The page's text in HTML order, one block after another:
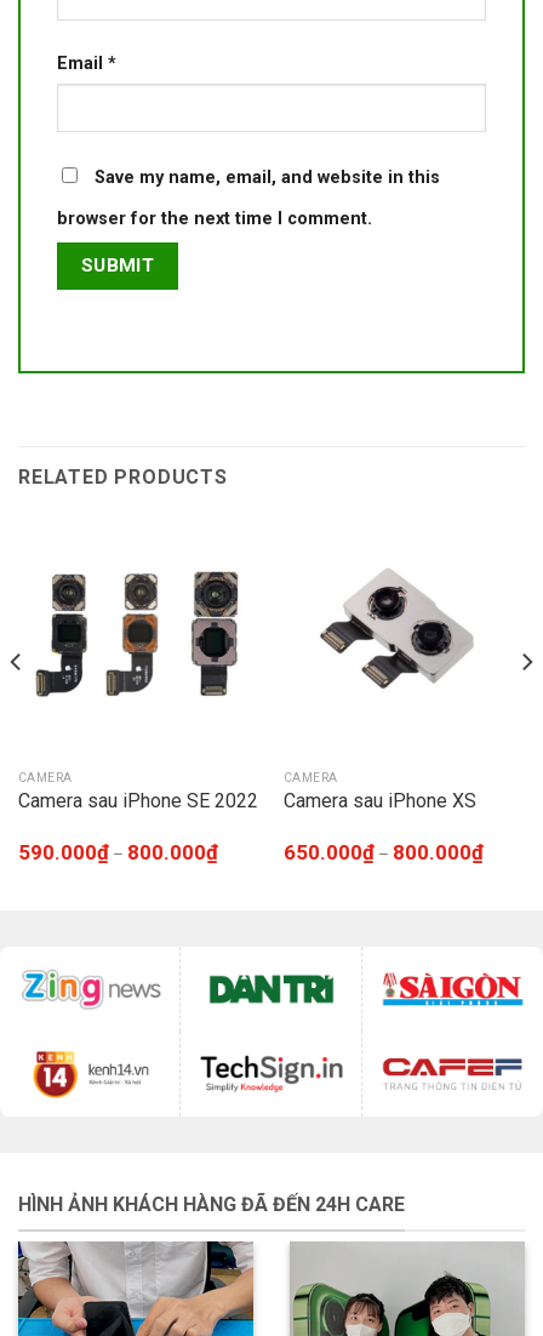
Email *
Save my name, email, and website in this
browser for the next time I comment.
RELATED PRODUCTS
CAMERA
Camera sau iPhone SE 2022
590.000₫– 800.000₫
CAMERA
Camera sau iPhone XS
650.000₫– 800.000₫
HÌNH ẢNH KHÁCH HÀNG ĐÃ ĐẾN 24H CARE